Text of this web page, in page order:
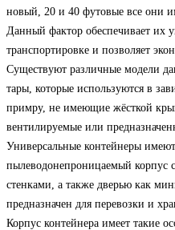
новый, 20 и 40 футовые все они
Данный фактор обеспечивает их
транспортировке и позволяет
Существуют различные модели
тары, которые используются в
примру, не имеющие жёсткой
вентилируемые или
Универсальные контейнеры
пылеводонепроницаемый корпус
стенками, а также дверью как
предназначен для перевозки и
Корпус контейнера имеет такие